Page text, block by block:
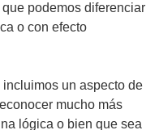
podemos diferenciar
o con efecto
un aspecto de
mucho más
lógica o bien que sea